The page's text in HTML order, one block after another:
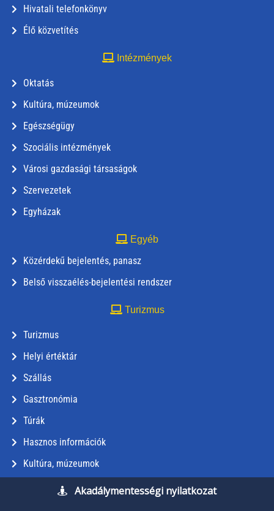
Hivatali telefonkönyv
Élő közvetítés
Intézmények
Oktatás
Kultúra, múzeumok
Egészségügy
Szociális intézmények
Városi gazdasági társaságok
Szervezetek
Egyházak
Egyéb
Közérdekű bejelentés, panasz
Belső visszaélés-bejelentési rendszer
Turizmus
Turizmus
Helyi értéktár
Szállás
Gasztronómia
Túrák
Hasznos információk
Kultúra, múzeumok
Akadálymentességi nyilatkozat